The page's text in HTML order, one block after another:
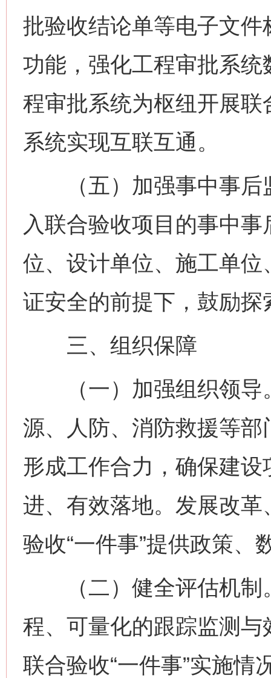
批验收结论单等电子文
功能，强化工程审批系
程审批系统为枢纽开展
系统实现互联互通。
（五）加强事中事后
入联合验收项目的事中
位、设计单位、施工单
证安全的前提下，鼓励
三、组织保障
（一）加强组织领导
源、人防、消防救援等
形成工作合力，确保建设
进、有效落地。发展改
验收“一件事”提供政策、
（二）健全评估机制
程、可量化的跟踪监测
联合验收“一件事”实施情